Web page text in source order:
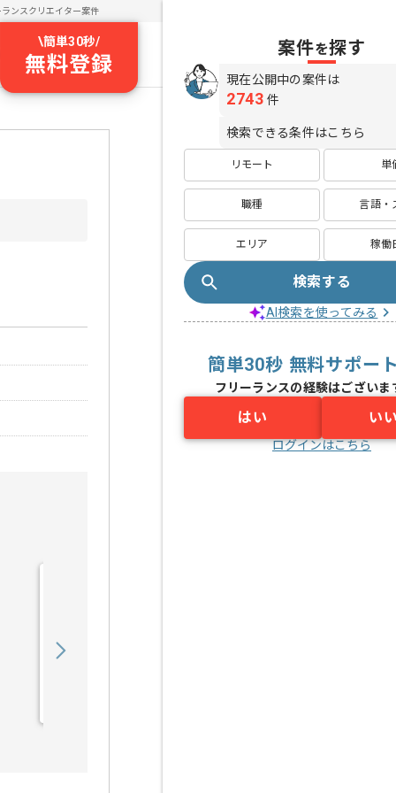
ランスクリエイター案件
\簡単30秒/
無料登録
案件を探す
現在公開中の案件は
2743 件
検索できる条件はこちら
リモート 単
職種 言語・
エリア 稼働
検索する
AI検索を使ってみる
簡単30秒 無料サポー
フリーランスの経験はございま
はい い
ログインはこちら